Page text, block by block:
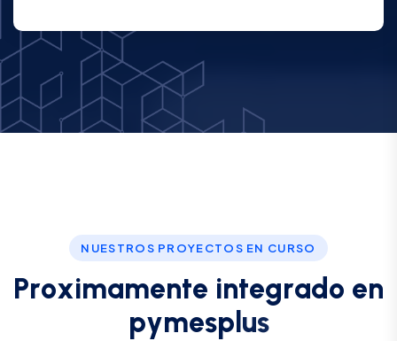
NUESTROS PROYECTOS EN CURSO
Proximamente integrado en
pymesp us